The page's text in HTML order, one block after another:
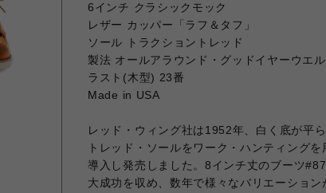
6インチ クラシックモック
レザー カッパー「ラフ＆タフ」
ソール トラクショントレッド
製法 オールアラウンド・グッドイヤーウエル
ラスト(木型) 23番
Made in USA
レッド・ウィング社は1952年、白く底が平
トレッド・ソールをワーク・ハンティング
導入し発売しました。8インチ丈のブーツ
大成功を収め、数年で様々なバリエーショ